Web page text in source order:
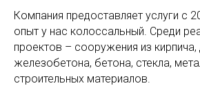
Компания предоставляет услуги с
опыт у нас колоссальный. Среди
проектов – сооружения из кирпича,
железобетона, бетона, стекла,
строительных материалов.